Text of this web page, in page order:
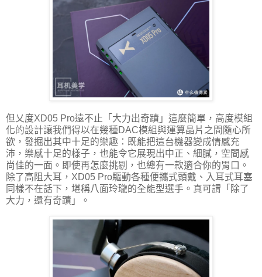
但乂度XD05 Pro遠不止「大力出奇蹟」這麼簡單，高度模組
化的設計讓我們得以在幾種DAC模組與運算晶片之間隨心所
欲，發掘出其中十足的樂趣：既能把這台機器變成情感充
沛，樂感十足的樣子，也能令它展現出中正、細膩，空間感
尚佳的一面。即使再怎麼挑剔，也總有一款適合你的胃口。
除了高阻大耳，XD05 Pro驅動各種便攜式頭戴、入耳式耳塞
同樣不在話下，堪稱八面玲瓏的全能型選手。真可謂「除了
大力，還有奇蹟」。